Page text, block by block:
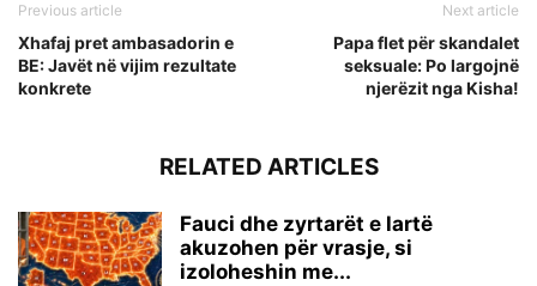
Previous article
Xhafaj pret ambasadorin e
BE: Javët në vijim rezultate
konkrete
Next article
Papa flet për skandalet
seksuale: Po largojnë
njerëzit nga Kisha!
RELATED ARTICLES
Fauci dhe zyrtarët e lartë
akuzohen për vrasje, si
izoloheshin me...